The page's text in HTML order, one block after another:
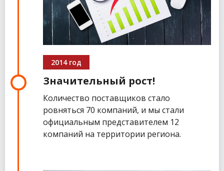
2014 год
Значительный рост!
Количество поставщиков стало
ровняться 70 компаний, и мы стали
официальным представителем 12
компаний на территории региона.